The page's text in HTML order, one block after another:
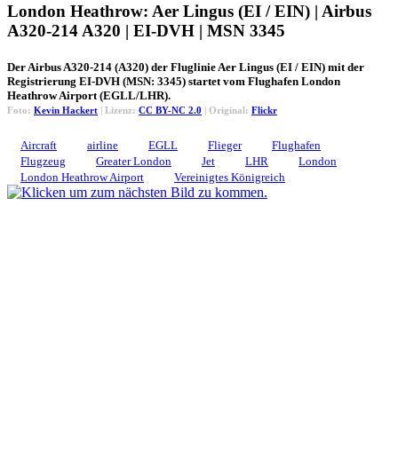
London Heathrow: Aer Lingus (EI / EIN) | Airbus
A320-214 A320 | EI-DVH | MSN 3345
Der Airbus A320-214 (A320) der Fluglinie Aer Lingus (EI / EIN) mit der
Registrierung EI-DVH (MSN: 3345) startet vom Flughafen London
Heathrow Airport (EGLL/LHR).
Foto: Kevin Hackert | Lizenz: CC BY-NC 2.0 | Original: Flickr
Aircraft airline EGLL Flieger
Flughafen
Flugzeug
Greater London Jet LHR
London
London Heathrow Airport
Vereinigtes Königreich